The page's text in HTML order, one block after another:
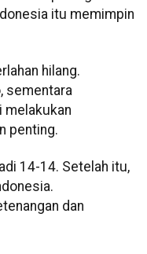
itu memimpin
hilang.
sementara
melakukan
penting.
14-14. Setelah itu,
dan